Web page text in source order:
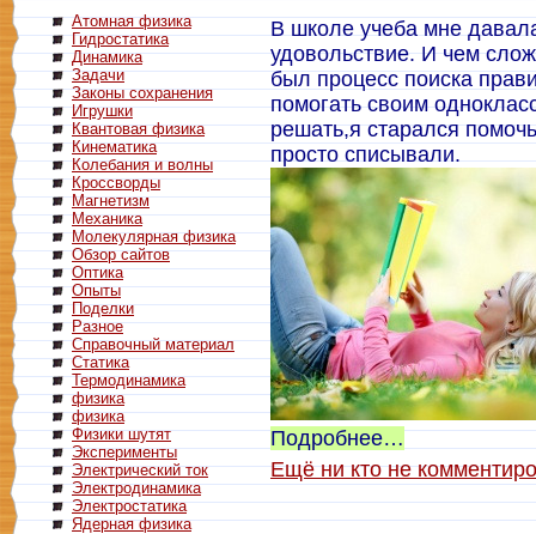
Атомная физика
Гидростатика
Динамика
Задачи
Законы сохранения
Игрушки
Квантовая физика
Кинематика
Колебания и волны
Кроссворды
Магнетизм
Механика
Молекулярная физика
Обзор сайтов
Оптика
Опыты
Поделки
Разное
Справочный материал
Статика
Термодинамика
физика
физика
Физики шутят
Эксперименты
Электрический ток
Электродинамика
Электростатика
Ядерная физика
В школе учеба мне
удовольствие. И чем
был процесс поиска
помогать своим
решать,я старался
просто списывали.
Подробнее…
Ещё ни кто не